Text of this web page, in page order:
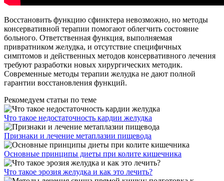
Восстановить функцию сфинктера невозможно, но методы
консервативной терапии помогают облегчить состояние
больного. Ответственная функция, выполняемая
привратником желудка, и отсутствие специфичных
симптомов и действенных методов консервативного лечения
требуют разработки новых хирургических методик.
Современные методы терапии желудка не дают полной
гарантии восстановления функций.
Рекомедуем статьи по теме
Что такое недостаточность кардии желудка
Признаки и лечение метаплазии пищевода
Основные принципы диеты при колите кишечника
Что такое эрозия желудка и как это лечить?